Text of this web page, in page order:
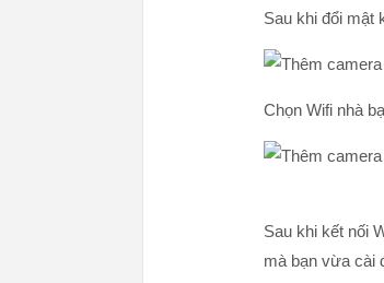
Sau khi đổi mật
Chọn Wifi nhà
Sau khi kết nối
mà bạn vừa cài